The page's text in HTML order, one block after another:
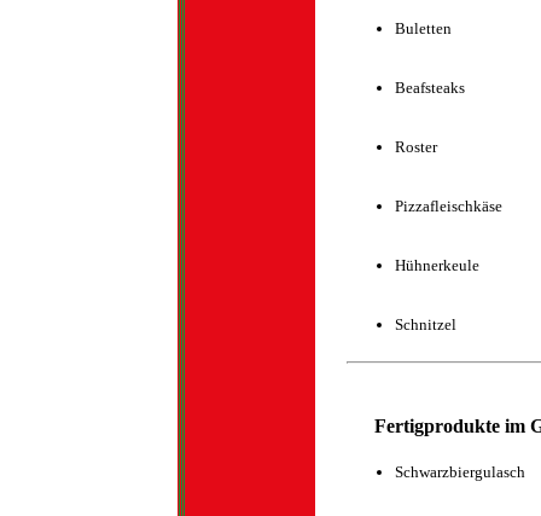
Buletten
Beafsteaks
Roster
Pizzafleischkäse
Hühnerkeule
Schnitzel
Fertigprodukte im
Schwarzbiergulasch